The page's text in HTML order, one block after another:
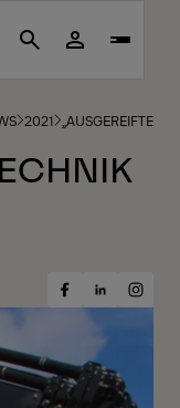
Search
2021
„AUSGEREIFTE
Share
Facebook
Share
LinkedIn
Share